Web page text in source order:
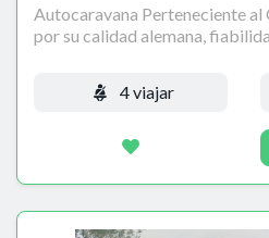
Autocaravana Perteneciente al
por su calidad alemana,
4 viajar